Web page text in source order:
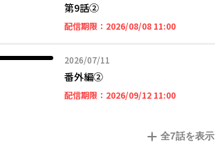
第9話➁
配信期限： 2026/08/08 11:002026年08
2026/07/11
2026年07月11日
番外編②
配信期限： 2026/09/12 11:002026年09
全7話を表示